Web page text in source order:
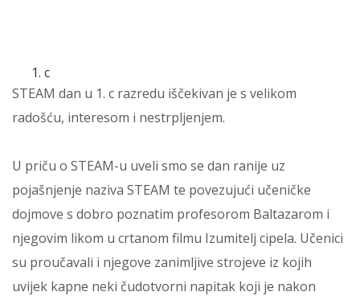
c
STEAM dan u 1. c razredu iščekivan je s velikom
radošću, interesom i nestrpljenjem.
U priču o STEAM-u uveli smo se dan ranije uz
pojašnjenje naziva STEAM te povezujući učeničke
dojmove s dobro poznatim profesorom Baltazarom i
njegovim likom u crtanom filmu Izumitelj cipela. Učenici
su proučavali i njegove zanimljive strojeve iz kojih
uvijek kapne neki čudotvorni napitak koji je nakon